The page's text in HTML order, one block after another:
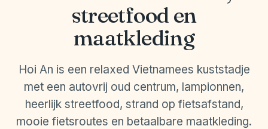
streetfood en
maatkleding
Hoi An is een relaxed Vietnamees kuststadje
met een autovrij oud centrum, lampionnen,
heerlijk streetfood, strand op fietsafstand,
mooie fietsroutes en betaalbare maatkleding.